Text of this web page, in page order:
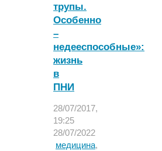
ты
помог
Систему?»"
трупы.
Особенно
–
недееспособные»:
жизнь
в
ПНИ
28/07/2017,
19:25
28/07/2022
медицина,